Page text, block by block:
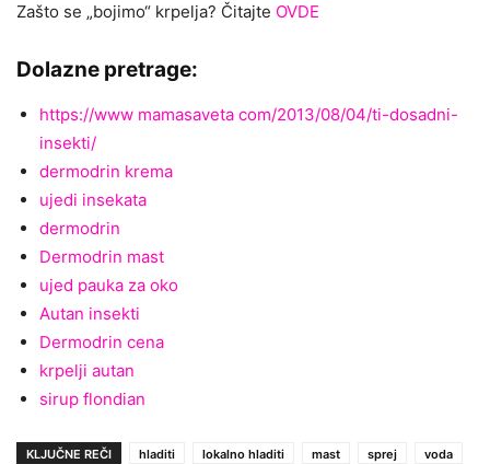
Zašto se „bojimo“ krpelja? Čitajte OVDE
Dolazne pretrage:
https://www mamasaveta com/2013/08/04/ti-dosadni-
insekti/
dermodrin krema
ujedi insekata
dermodrin
Dermodrin mast
ujed pauka za oko
Autan insekti
Dermodrin cena
krpelji autan
sirup flondian
KLJUČNE REČI hladiti lokalno hladiti mast sprej voda